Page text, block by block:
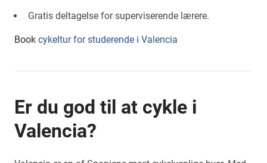
Gratis deltagelse for superviserende lærere.
Book cykeltur for studerende i Valencia
Er du god til at cykle i
Valencia?